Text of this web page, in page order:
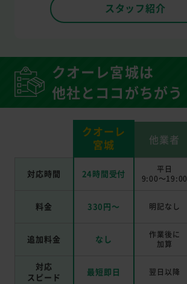
スタッフ紹介
クオーレ宮城は
他社とココがちがう
クオーレ
宮城
他業者
対応時間 24時間受付
平日
9:00～19:00
料金 330円～ 明記なし
追加料金 なし
作業後に
加算
対応
スピード
最短即日 翌日以降